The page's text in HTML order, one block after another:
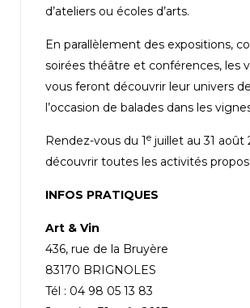
d’ateliers ou écoles d’arts.
En parallèlement des expositions,
soirées théâtre et conférences, les
vous feront découvrir leur univers
l’occasion de balades dans les
Rendez-vous du 1e juillet au 31 août
découvrir toutes les activités
INFOS PRATIQUES
Art & Vin
436, rue de la Bruyère
83170 BRIGNOLES
Tél : 04 98 05 13 83